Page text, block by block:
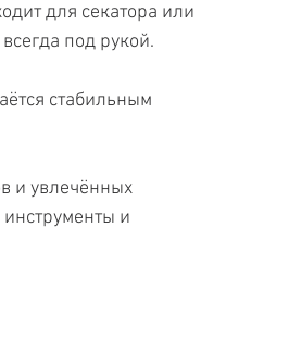
для секатора или
под рукой.
стабильным
и увлечённых
и